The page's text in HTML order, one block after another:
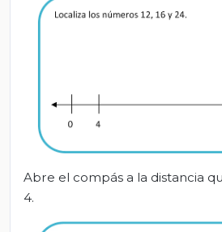
Abre el compás a la distancia
4.